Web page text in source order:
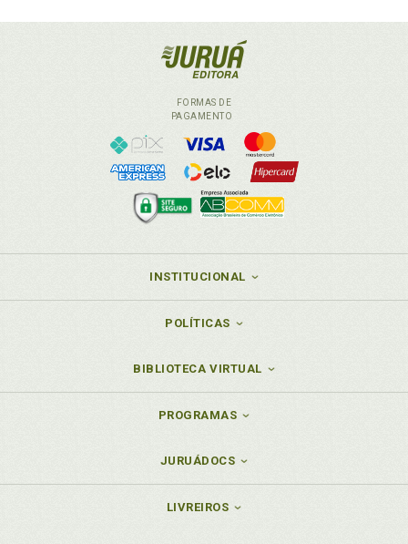
FORMAS DE
PAGAMENTO
INSTITUCIONAL
POLÍTICAS
BIBLIOTECA VIRTUAL
PROGRAMAS
JURUÁDOCS
LIVREIROS